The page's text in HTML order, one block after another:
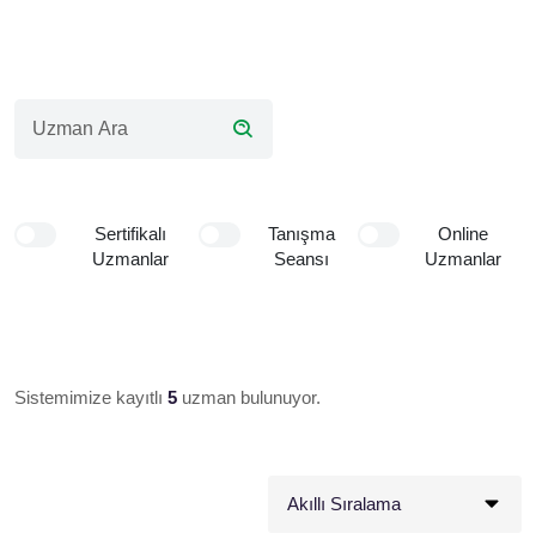
Sertifikalı
Uzmanlar
Tanışma
Seansı
Online
Uzmanlar
Sistemimize kayıtlı 5 uzman bulunuyor.